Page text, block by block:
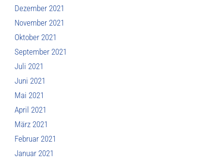
Dezember 2021
November 2021
Oktober 2021
September 2021
Juli 2021
Juni 2021
Mai 2021
April 2021
März 2021
Februar 2021
Januar 2021